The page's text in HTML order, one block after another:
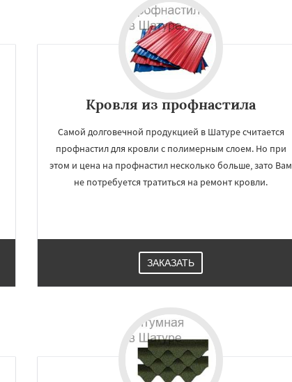
СвердловскКровля из профнастила
Самой долговечной продукцией в Шатуре считается
профнастил для кровли с полимерным слоем. Но при
этом и цена на профнастил несколько больше, зато Вам
не потребуется тратиться на ремонт кровли.
ЗАКАЗАТЬ
Даю согласие на обработку персональных данных